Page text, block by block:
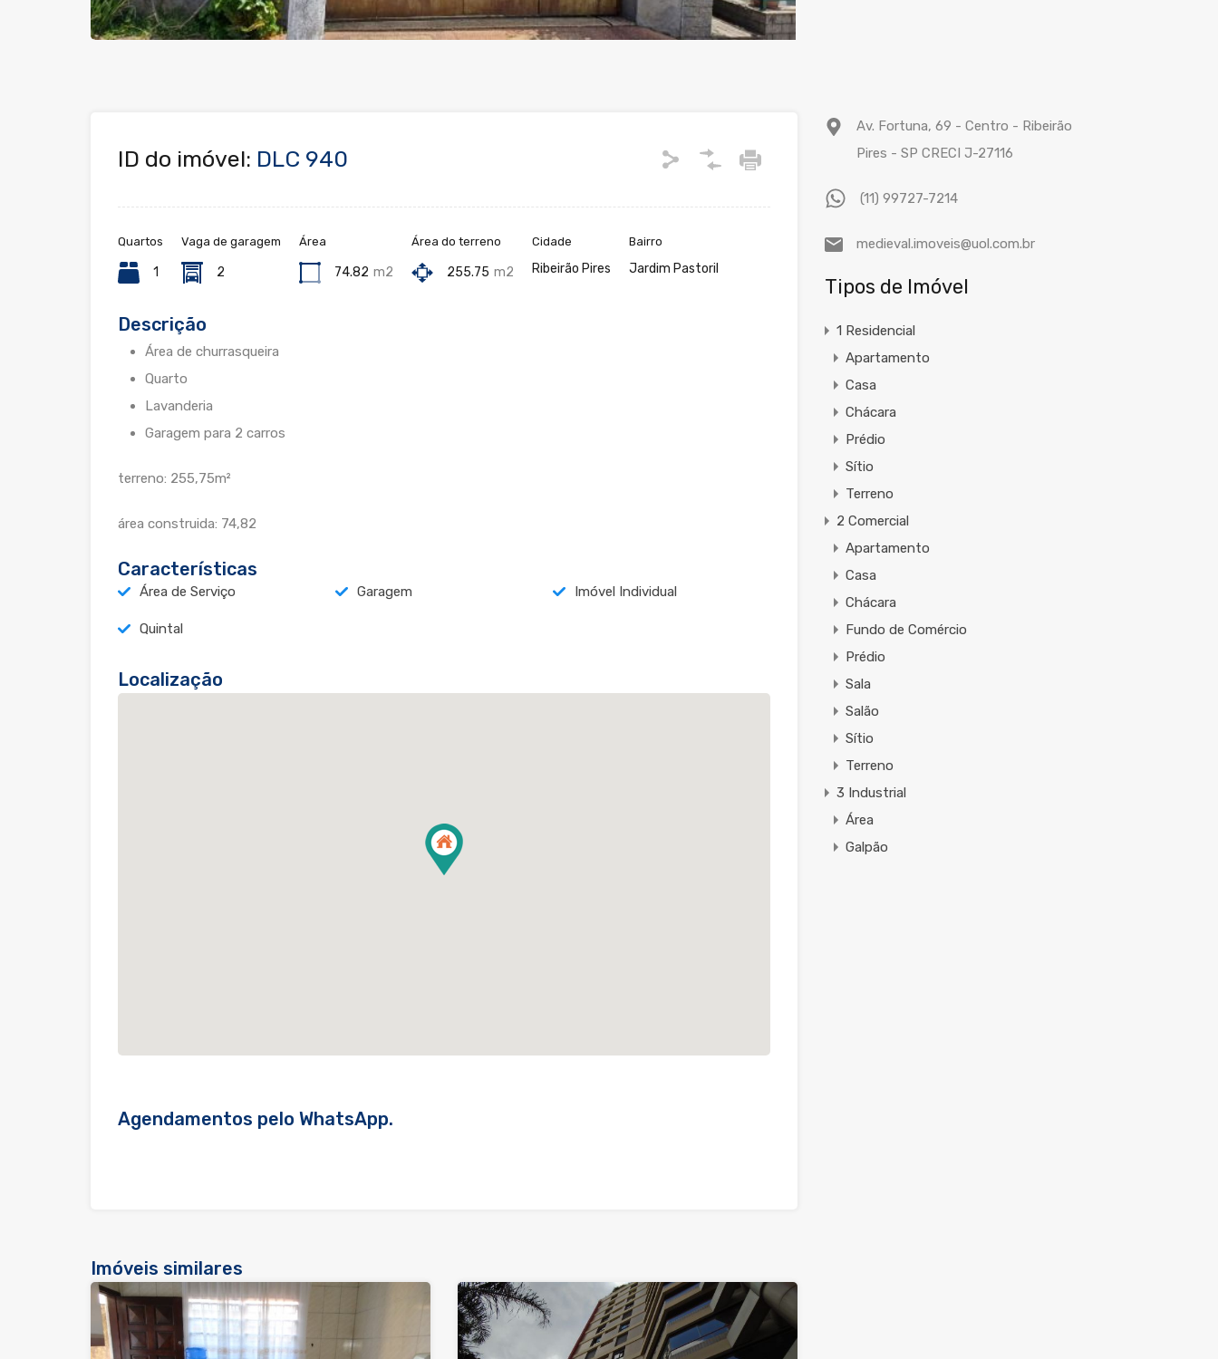
ID do imóvel: DLC 940
Quartos
1
Vaga de garagem
2
Área
74.82 m2
Área do terreno
255.75 m2
Cidade
Ribeirão Pires
Bairro
Jardim Pastoril
Descrição
Área de churrasqueira
Quarto
Lavanderia
Garagem para 2 carros
terreno: 255,75m²
área construida: 74,82
Características
Área de Serviço Garagem Imóvel Individual
Quintal
Localização
Agendamentos pelo WhatsApp.
Imóveis similares
Av. Fortuna, 69 - Centro - Ribeirão
Pires - SP CRECI J-27116
(11) 99727-7214
medieval.imoveis@uol.com.br
Tipos de Imóvel
1 Residencial
Apartamento
Casa
Chácara
Prédio
Sítio
Terreno
2 Comercial
Apartamento
Casa
Chácara
Fundo de Comércio
Prédio
Sala
Salão
Sítio
Terreno
3 Industrial
Área
Galpão